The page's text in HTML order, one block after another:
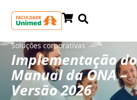
Soluções corporativas
Implementação do
Manual da ONA –
Versão 2026